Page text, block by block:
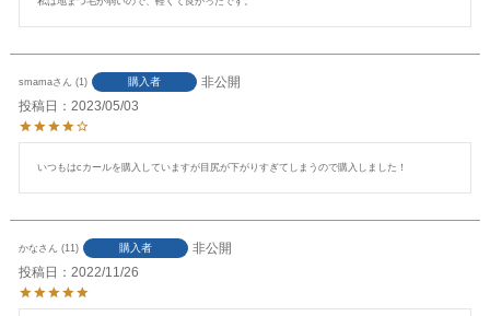
smama 1 購入者
非公開
投稿日
2023/05/03
いつもはcカールを購入していますが目尻が下がりすぎてしまうので購入しました！
かな 11 購入者
非公開
投稿日
2022/11/26